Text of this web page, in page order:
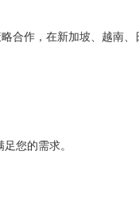
合作，在新加坡、越南、
您的需求。